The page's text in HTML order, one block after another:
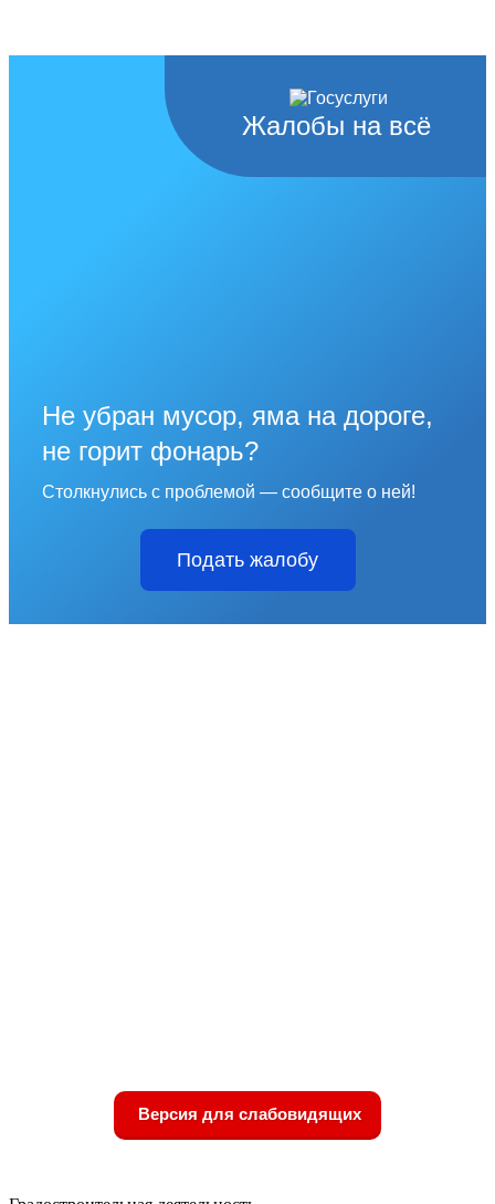
Жалобы на всё
Не убран мусор, яма на дороге,
не горит фонарь?
Столкнулись с проблемой — сообщите о ней!
Подать жалобу
Версия для слабовидящих